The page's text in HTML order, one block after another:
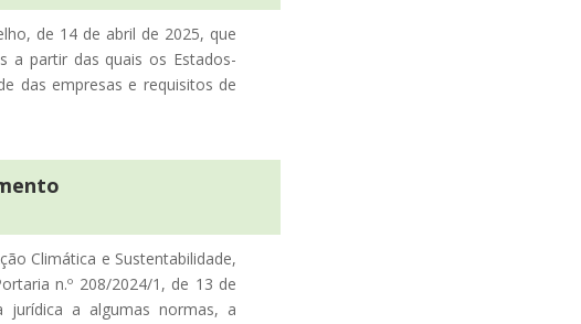
de 14 de abril de 2025, que
a partir das quais os Estados-
das empresas e requisitos de
Climática e Sustentabilidade,
n.º 208/2024/1, de 13 de
jurídica a algumas normas, a